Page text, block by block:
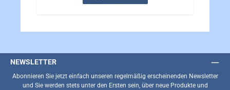
NEWSLETTER
Abonnieren Sie jetzt einfach unseren regelmäßig erscheinenden Newsletter
und Sie werden stets unter den Ersten sein, über neue Produkte und